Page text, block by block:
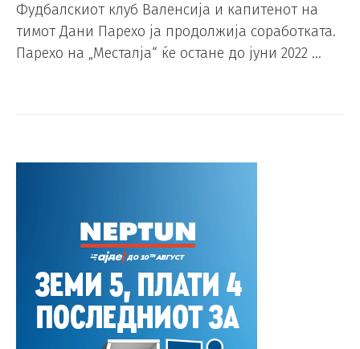
Фудбалскиот клуб Валенсија и капитенот на
тимот Дани Парехо ја продолжија соработката.
Парехо на „Месталја“ ќе остане до јуни 2022 …